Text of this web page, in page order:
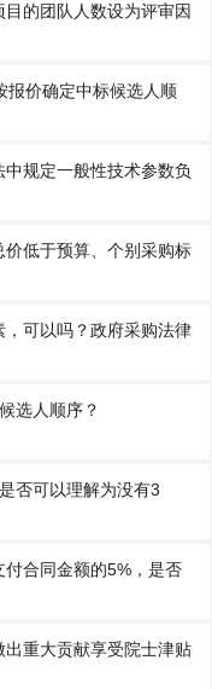
的团队人数设为评审因
报价确定中标候选人顺
规定一般性技术参数负
低于预算、个别采购标
可以吗？政府采购法律
选人顺序？
否可以理解为没有3
合同金额的5%，是否
重大贡献享受院士津贴